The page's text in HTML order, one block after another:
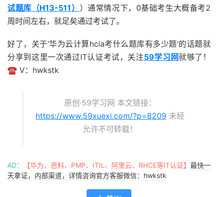
试题库（H13-511） ）通常情况下，0基础考生大概备考2
周时间左右，就足矣通过考试了。
好了，关于‘华为云计算hcia考什么题库有多少题’的话题就
分享到这里一次通过IT认证考试，关注59学习网就够了！
☎️ V：hwkstk
原创·59学习网 本文链接：
https://www.59xuexi.com/?p=8209 未经
允许不可转载！
AD： 【华为、思科、PMP、ITIL、阿里云、RHCE等IT认证】 最快一
天拿证，内部渠道，详情咨询官方客服微信：hwkstk